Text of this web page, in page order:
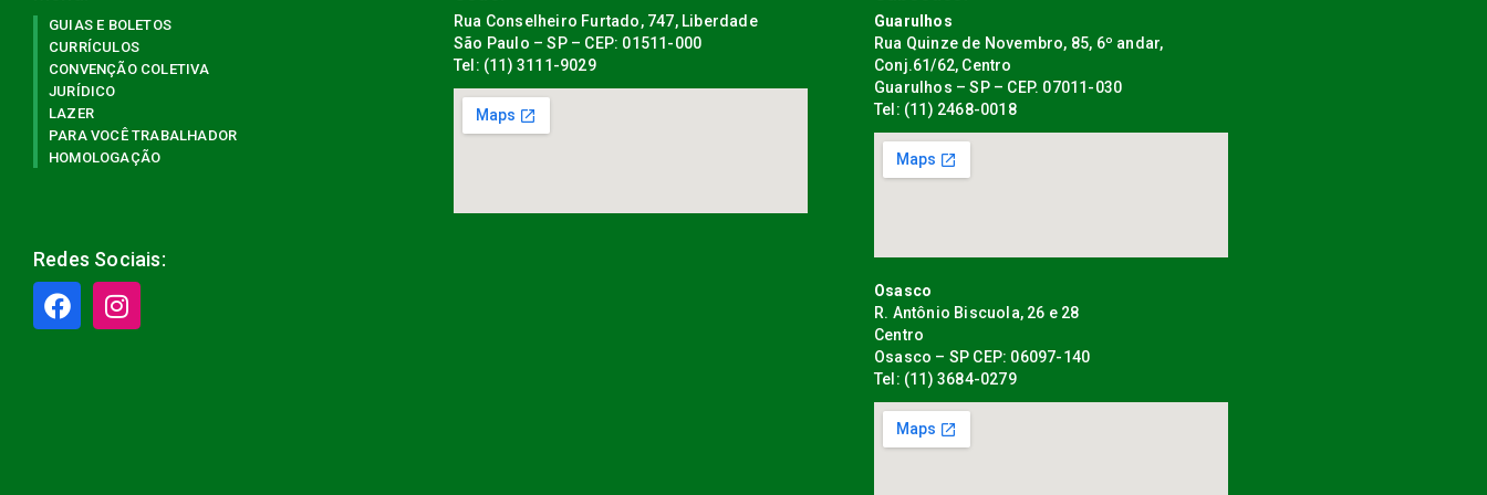
GUIAS E BOLETOS
CURRÍCULOS
CONVENÇÃO COLETIVA
JURÍDICO
LAZER
PARA VOCÊ TRABALHADOR
HOMOLOGAÇÃO
Redes Sociais:
Rua Conselheiro Furtado, 747, Liberdade
São Paulo – SP – CEP: 01511-000
Tel: (11) 3111-9029
Guarulhos
Rua Quinze de Novembro, 85, 6º andar,
Conj.61/62, Centro
Guarulhos – SP – CEP. 07011-030
Tel: (11) 2468-0018
Osasco
R. Antônio Biscuola, 26 e 28
Centro
Osasco – SP CEP: 06097-140
Tel: (11) 3684-0279